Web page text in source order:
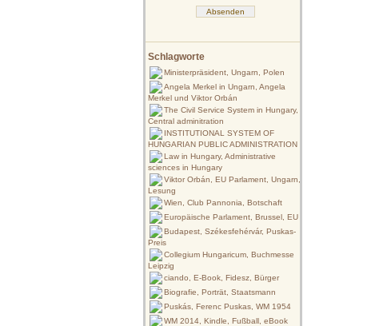
Schlagworte
Ministerpräsident, Ungarn, Polen
Angela Merkel in Ungarn, Angela
Merkel und Viktor Orbán
The Civil Service System in Hungary,
Central adminitration
INSTITUTIONAL SYSTEM OF
HUNGARIAN PUBLIC ADMINISTRATION
Law in Hungary, Administrative
sciences in Hungary
Viktor Orbán, EU Parlament, Ungarn,
Lesung
Wien, Club Pannonia, Botschaft
Europäische Parlament, Brussel, EU
Budapest, Székesfehérvár, Puskas-
Preis
Collegium Hungaricum, Buchmesse
Leipzig
ciando, E-Book, Fidesz, Bürger
Biografie, Porträt, Staatsmann
Puskás, Ferenc Puskas, WM 1954
WM 2014, Kindle, Fußball, eBook